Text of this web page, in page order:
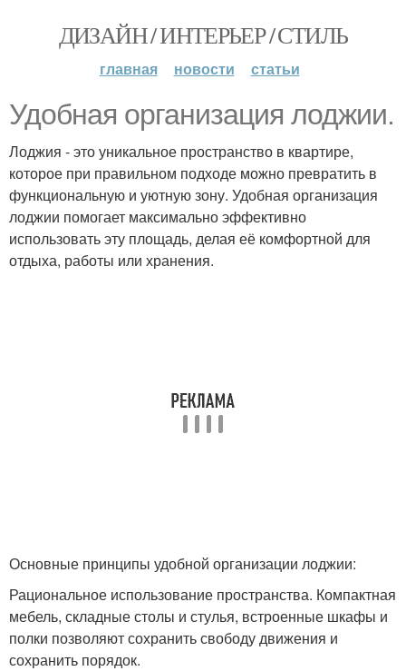
ДИЗАЙН / ИНТЕРЬЕР / СТИЛЬ
главная новости статьи
Удобная организация лоджии.
Лоджия - это уникальное пространство в квартире,
которое при правильном подходе можно превратить в
функциональную и уютную зону. Удобная организация
лоджии помогает максимально эффективно
использовать эту площадь, делая её комфортной для
отдыха, работы или хранения.
Основные принципы удобной организации лоджии:
Рациональное использование пространства. Компактная
мебель, складные столы и стулья, встроенные шкафы и
полки позволяют сохранить свободу движения и
сохранить порядок.